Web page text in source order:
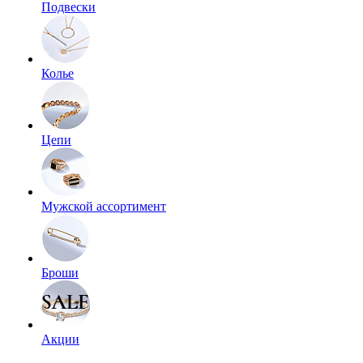
Подвески
Колье
Цепи
Мужской ассортимент
Броши
Акции